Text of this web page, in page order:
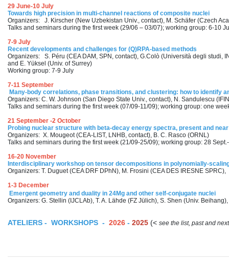
29 June-10 July
Towards high precision in multi-channel reactions of composite nuclei
Organizers: J. Kirscher (New Uzbekistan Univ., contact), M. Schäfer (Czech
Talks and seminars during the first week (29/06 – 03/07); working group: 6-10
7-9 July
Recent developments and challenges for (Q)RPA-based methods
Organizers: S. Péru (CEA DAM, SPN, contact), G.Colò (Università degli studi,
and E. Yüksel (Univ. of Surrey)
Working group: 7-9 July
7-11 September
Many-body correlations, phase transitions, and clustering: how to identify
Organizers: C. W. Johnson (San Diego State Univ., contact), N. Sandulescu
Talks and seminars during the first week (07/09-11/09); working group: one
21 September -2 October
Probing nuclear structure with beta-decay energy spectra, present and
Organizers: X. Mougeot (CEA-LIST, LNHB, contact), B. C. Rasco (ORNL)
Talks and seminars during the first week (21/09-25/09); working group: 28
16-20 November
Interdisciplinary workshop on tensor decompositions in polynomially-
Organizers: T. Duguet (CEA DRF DPhN), M. Frosini (CEA DES IRESNE
1-3 December
Emergent geometry and duality in 24Mg and other self-conjugate nuclei
Organizers: G. Stellin (IJCLAb), T. A. Lähde (FZ Jülich), S. Shen (Univ.
ATELIERS - WORKSHOPS - 2026 - 2025 (< see the list, past and